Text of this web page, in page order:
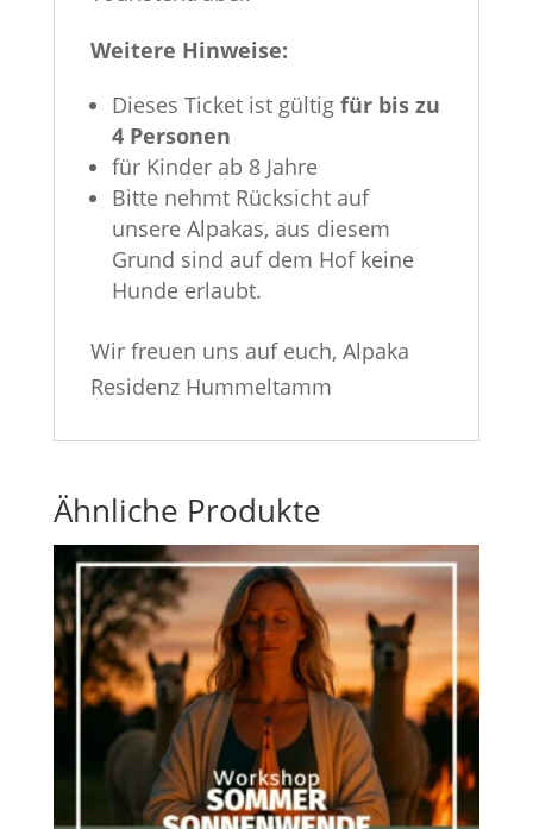
Weitere Hinweise:
Dieses Ticket ist gültig für bis zu
4 Personen
für Kinder ab 8 Jahre
Bitte nehmt Rücksicht auf
unsere Alpakas, aus diesem
Grund sind auf dem Hof keine
Hunde erlaubt.
Wir freuen uns auf euch, Alpaka
Residenz Hummeltamm
Ähnliche Produkte